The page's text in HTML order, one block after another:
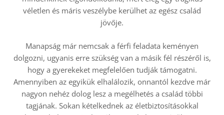
véletlen és máris veszélybe kerülhet az egész család
jövője.
Manapság már nemcsak a férfi feladata keményen
dolgozni, ugyanis erre szükség van a másik fél részéről is,
hogy a gyerekeket megfelelően tudják támogatni.
Amennyiben az egyikük elhalálozik, onnantól kezdve már
nagyon nehéz dolog lesz a megélhetés a család többi
tagjának. Sokan kételkednek az életbiztosításokkal